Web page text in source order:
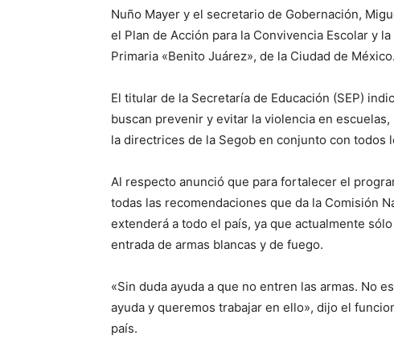
Nuño Mayer y el secretario de Gobernación,
el Plan de Acción para la Convivencia Escolar y
Primaria «Benito Juárez», de la Ciudad de México.
El titular de la Secretaría de Educación (SEP)
buscan prevenir y evitar la violencia en
la directrices de la Segob en conjunto con todos
Al respecto anunció que para fortalecer el
todas las recomendaciones que da la Comisión
extenderá a todo el país, ya que actualmente
entrada de armas blancas y de fuego.
«Sin duda ayuda a que no entren las armas. No
ayuda y queremos trabajar en ello», dijo el
país.